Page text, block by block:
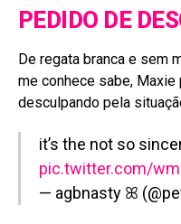
PEDIDO DE
De regata branca e sem
me conhece sabe,
desculpando pela
it’s the not so
pic.twitter.com/
— agbnasty ꕤ